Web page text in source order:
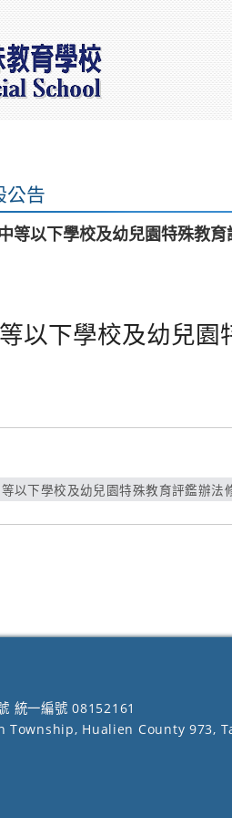
公告
等以下學校及幼兒園特殊教
以下學校及幼兒
以下學校及幼兒園特殊教育評鑑辦
統一編號 08152161
Township, Hualien County 973,